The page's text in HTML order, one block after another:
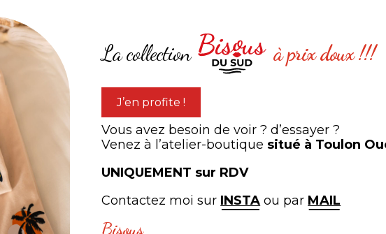
Magnet « QUEEN BEE »
à partir de
La collection à prix doux !!!
J’en profite !
Vous avez besoin de voir ? d’essayer ?
Venez à l’atelier-boutique situé à Toulon
UNIQUEMENT sur RDV
Contactez moi sur INSTA ou par MAIL
Bisous